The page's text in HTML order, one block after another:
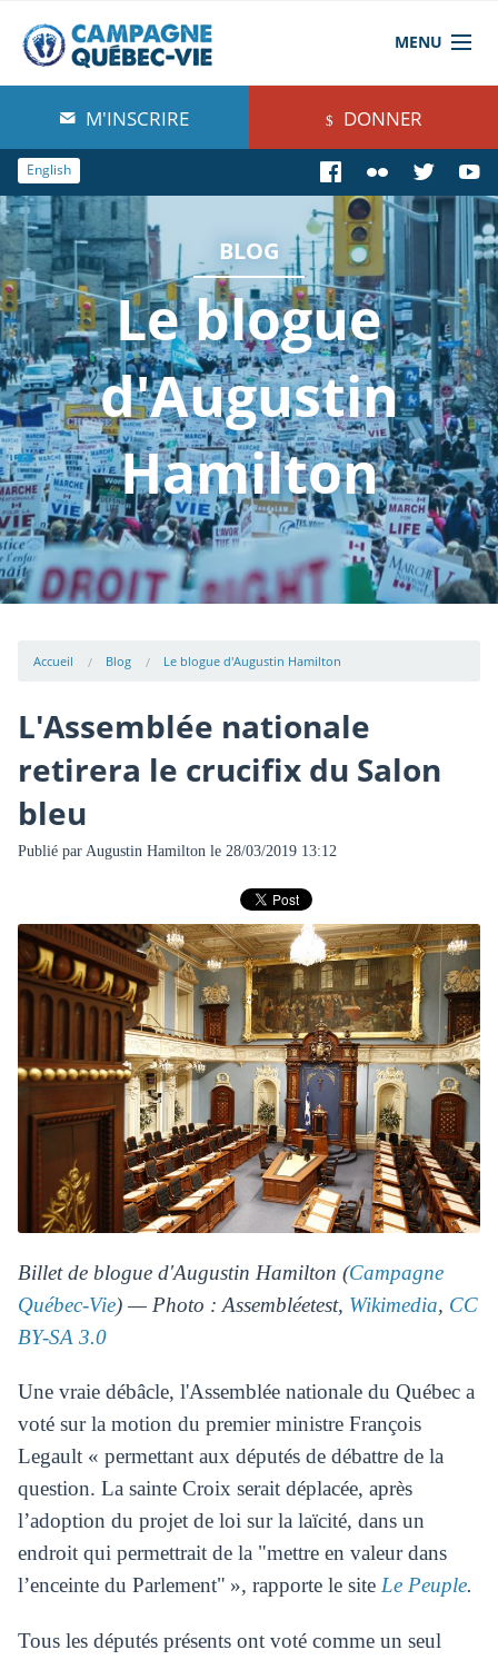
MENU
À propos de nous
Blog
Comprendre
Agir
Boutique
M'INSCRIRE DONNER
English
BLOG
Le blogue
d'Augustin
Hamilton
Accueil Blog Le blogue d'Augustin Hamilton
L'Assemblée nationale
retirera le crucifix du Salon
bleu
Publié par Augustin Hamiltonle 28/03/2019 13:12
Billet de blogue d'Augustin Hamilton (Campagne
Québec-Vie) — Photo : Assembléetest, Wikimedia, CC
BY-SA 3.0
Une vraie débâcle, l'Assemblée nationale du Québec a
voté sur la motion du premier ministre François
Legault « permettant aux députés de débattre de la
question. La sainte Croix serait déplacée, après
l’adoption du projet de loi sur la laïcité, dans un
endroit qui permettrait de la "mettre en valeur dans
l’enceinte du Parlement" », rapporte le site Le Peuple.
Tous les députés présents ont voté comme un seul